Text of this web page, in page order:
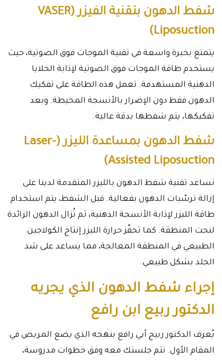
شفط الدهون بتقنية الفيزر (VASER
Liposuction)
يتمتع بخبرة واسعة في تقنية الموجات فوق الصوتية، حيث
يستخدم طاقة الموجات فوق الصوتية لإذابة الخلايا
الدهنية المستهدفة. تعمل هذه الطاقة على تفكيك
الدهون فقط دون الإضرار بالأنسجة المحيطة. وبعد
تفكيكها، يتم شفطها بدقة عالية.
شفط الدهون بمساعدة الليزر (Laser-
Assisted Liposuction)
تساعد تقنية شفط الدهون بالليزر المتقدمة لدينا على
إزالة ترسّبات الدهون بفعالية. قبل الشفط، يتم استخدام
طاقة الليزر لإذابة الأنسجة الدهنية، ثم تُزال الدهون الزائدة
لنحت المنطقة. كما تحفّز حرارة الليزر إنتاج الكولاجين
الطبيعي في المنطقة المعالجة، مما يساعد على شد
الجلد بشكل طبيعي.
إجراء شفط الدهون الذي يجريه
الدكتور ربيع ابن رافع
يُعرف الدكتور ربيح أبي رافع بنهجه الذي يضع المريض في
المقام الأول. تتم جلستك معه وفق خطوات مدروسة،